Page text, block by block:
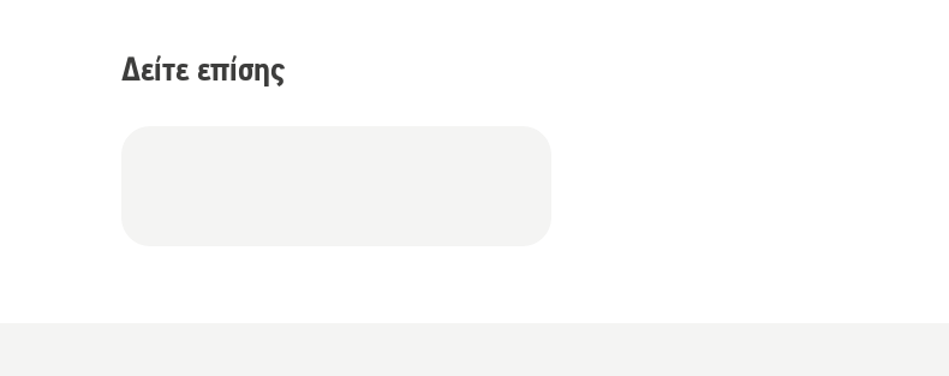
Δείτε επίσης